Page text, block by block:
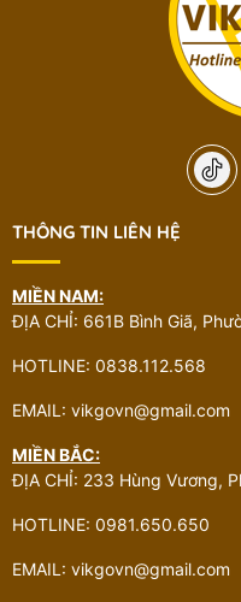
THÔNG TIN LIÊN HỆ
MIỀN NAM:
ĐỊA CHỈ: 661B Bình Giã,
HOTLINE: 0838.112.568
EMAIL: vikgovn@gmail.com
MIỀN BẮC:
ĐỊA CHỈ: 233 Hùng Vương,
HOTLINE: 0981.650.650
EMAIL: vikgovn@gmail.com